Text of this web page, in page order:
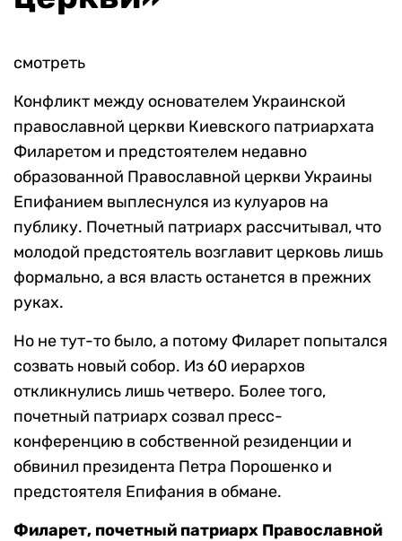
смотреть
Конфликт между основателем Украинской
православной церкви Киевского патриархата
Филаретом и предстоятелем недавно
образованной Православной церкви Украины
Епифанием выплеснулся из кулуаров на
публику. Почетный патриарх рассчитывал, что
молодой предстоятель возглавит церковь лишь
формально, а вся власть останется в прежних
руках.
Но не тут-то было, а потому Филарет попытался
созвать новый собор. Из 60 иерархов
откликнулись лишь четверо. Более того,
почетный патриарх созвал пресс-
конференцию в собственной резиденции и
обвинил президента Петра Порошенко и
предстоятеля Епифания в обмане.
Филарет, почетный патриарх Православной